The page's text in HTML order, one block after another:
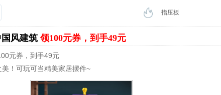
指压板
国风建筑领100元券，到手49元
元券，到手49元
！可玩可当精美家居摆件~